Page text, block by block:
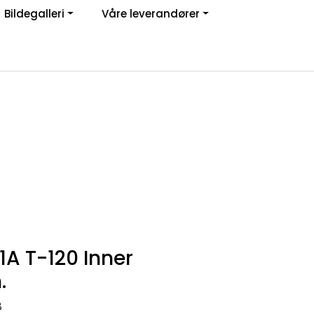
Bildegalleri Våre leverandører
T-120 Inner